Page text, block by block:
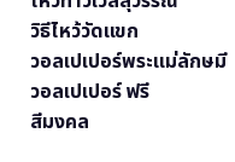
วิธีไหว้วัดแขก
วอลเปเปอร์พระแม่ลักษมี
วอลเปเปอร์ ฟรี
สีมงคล